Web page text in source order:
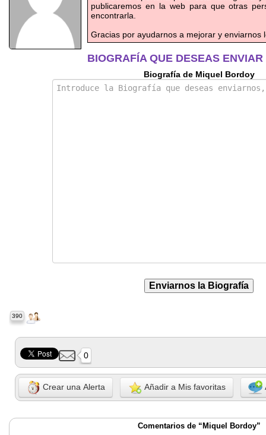
publicaremos en la web para que otras
encontrarla.
Gracias por ayudarnos a mejorar y enviarnos
BIOGRAFÍA QUE DESEAS ENVIAR
Biografía de Miquel Bordoy
390
0
Crear una Alerta Añadir a Mis favoritas
Comentarios de “Miquel Bordoy”